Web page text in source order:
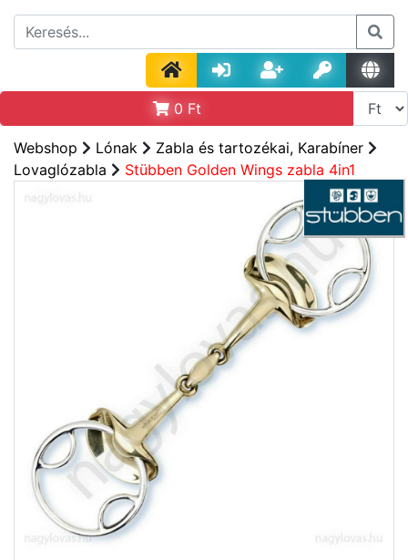
0 Ft
Webshop Lónak
Zabla és tartozékai, Karabíner
Lovaglózabla
Stübben Golden Wings zabla 4in1